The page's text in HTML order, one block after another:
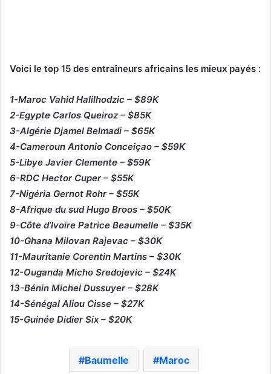
Voici le top 15 des entraîneurs africains les mieux payés :
1-Maroc Vahid Halilhodzic – $89K
2-Egypte Carlos Queiroz – $85K
3-Algérie Djamel Belmadi – $65K
4-Cameroun Antonio Conceiçao – $59K
5-Libye Javier Clemente – $59K
6-RDC Hector Cuper – $55K
7-Nigéria Gernot Rohr – $55K
8-Afrique du sud Hugo Broos – $50K
9-Côte d’Ivoire Patrice Beaumelle – $35K
10-Ghana Milovan Rajevac – $30K
11-Mauritanie Corentin Martins – $30K
12-Ouganda Micho Sredojevic – $24K
13-Bénin Michel Dussuyer – $28K
14-Sénégal Aliou Cisse – $27K
15-Guinée Didier Six – $20K
Baumelle Maroc